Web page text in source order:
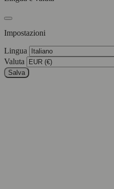
Impostazioni
Lingua
Valuta
Salva